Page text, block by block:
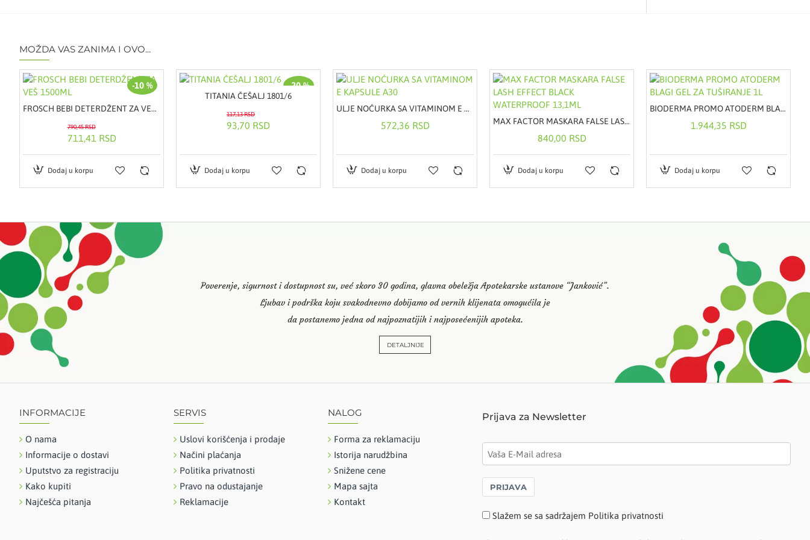
MOŽDA VAS ZANIMA I OVO...
-10 %
FROSCH BEBI DETERDŽENT ZA VEŠ 1500ML
711,41 RSD
790,45 RSD
Dodaj u korpu
-20 %
TITANIA ČEŠALJ 1801/6
93,70 RSD
117,13 RSD
Dodaj u korpu
ULJE NOĆURKA SA VITAMINOM E KAPSULE A30
572,36 RSD
Dodaj u korpu
MAX FACTOR MASKARA FALSE LASH EFFECT BLACK WATERPROOF 13,1ML
840,00 RSD
Dodaj u korpu
BIODERMA PROMO ATODERM BLAGI GEL ZA TUŠIRANJE 1L
1.944,35 RSD
Dodaj u korpu
Poverenje, sigurnost i dostupnost su, već skoro 30 godina, glavna obeležja Apotekarske ustanove “Janković”.
Ljubav i podrška koju svakodnevno dobijamo od vernih klijenata omogućila je
da postanemo jedna od najpoznatijih i najposećenijih apoteka.
DETALJNIJE
INFORMACIJE
O nama
Informacije o dostavi
Uputstvo za registraciju
Kako kupiti
Najčešća pitanja
SERVIS
Uslovi korišćenja i prodaje
Načini plaćanja
Politika privatnosti
Pravo na odustajanje
Reklamacije
NALOG
Forma za reklamaciju
Istorija narudžbina
Snižene cene
Mapa sajta
Kontakt
Prijava za Newsletter
PRIJAVA
Slažem se sa sadržajem Politika privatnosti